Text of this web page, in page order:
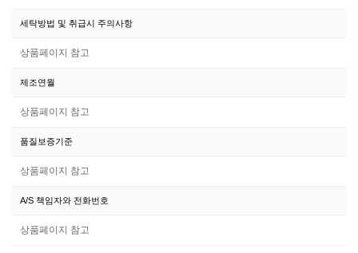
세탁방법 및 취급시 주의사항
상품페이지 참고
제조연월
상품페이지 참고
품질보증기준
상품페이지 참고
A/S 책임자와 전화번호
상품페이지 참고